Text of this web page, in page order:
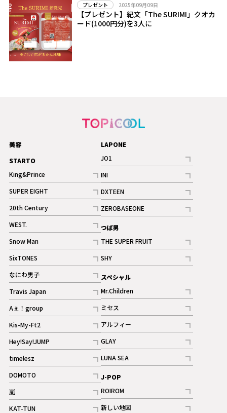
プレゼント 2025年09月09日
【プレゼント】紀文「The SURIMI」クオカ
ード(1000円分)を3人に
美容
STARTO
King&Prince
記事
SUPER EIGHT
記事
20th Century
記事
WEST.
記事
Snow Man
記事
ギャラリー
SixTONES
記事
ギャラリー
なにわ男子
記事
Travis Japan
記事
Aぇ！group
記事
Kis-My-Ft2
記事
ギャラリー
Hey!Say!JUMP
記事
timelesz
記事
DOMOTO
記事
嵐
記事
KAT-TUN
LAPONE
JO1
記事
INI
記事
ギャラリー
DXTEEN
記事
ギャラリー
ZEROBASEONE
記事
つば男
THE SUPER FRUIT
記事
SHY
記事
スペシャル
Mr.Children
記事
ミセス
記事
アルフィー
記事
GLAY
記事
LUNA SEA
記事
J-POP
ROIROM
記事
新しい地図